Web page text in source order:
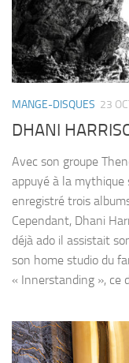
MANGE-DISQUES 23
DHANI
Avec son groupe
appuyé à la mythique
enregistré trois
Cependant, Dhani
déjà ado il assistait
son home studio du
« Innerstanding », ce